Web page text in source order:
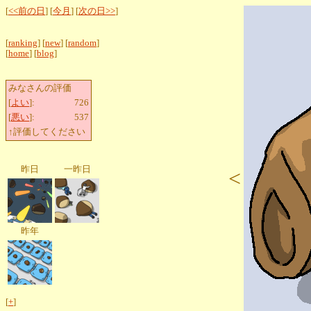
[<<前の日 ] [今月 ] [次の日>>]
[ranking] [new] [random]
[home] [blog]
みなさんの評価
[よい]:
726
[悪い]:
537
↑評価してください
昨日 一昨日
昨年
[+]
<